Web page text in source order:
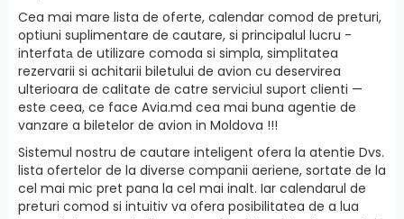
Cea mai mare lista de oferte, calendar comod de preturi,
optiuni suplimentare de cautare, si principalul lucru -
interfatа de utilizare comoda si simpla, simplitatea
rezervarii si achitarii biletului de avion cu deservirea
ulterioara de calitate de catre serviciul suport clienti —
este ceea, ce face Avia.md cea mai buna agentie de
vanzare a biletelor de avion in Moldova !!!
Sistemul nostru de cautare inteligent ofera la atentie Dvs.
lista ofertelor de la diverse companii aeriene, sortate de la
cel mai mic pret pana la cel mai inalt. Iar calendarul de
preturi comod si intuitiv va ofera posibilitatea de a lua